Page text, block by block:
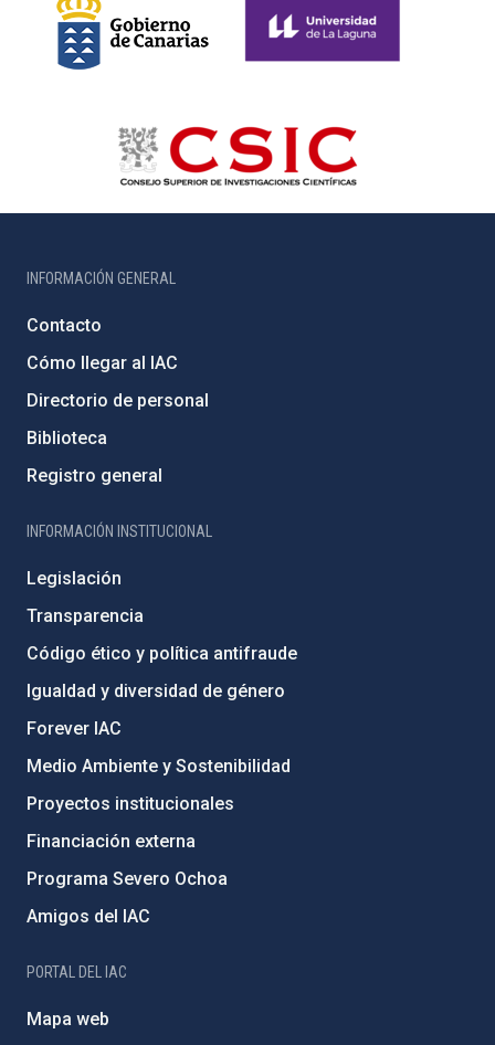
INFORMACIÓN GENERAL
Contacto
Cómo llegar al IAC
Directorio de personal
Biblioteca
Registro general
INFORMACIÓN INSTITUCIONAL
Legislación
Transparencia
Código ético y política antifraude
Igualdad y diversidad de género
Forever IAC
Medio Ambiente y Sostenibilidad
Proyectos institucionales
Financiación externa
Programa Severo Ochoa
Amigos del IAC
PORTAL DEL IAC
Mapa web